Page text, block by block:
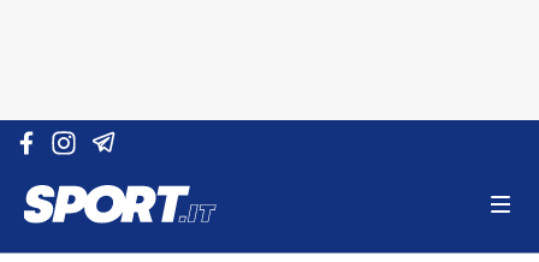
Vai al contenuto